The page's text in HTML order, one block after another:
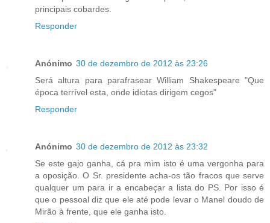
principais cobardes.
Responder
Anónimo 30 de dezembro de 2012 às 23:26
Será altura para parafrasear William Shakespeare "Que
época terrível esta, onde idiotas dirigem cegos"
Responder
Anónimo 30 de dezembro de 2012 às 23:32
Se este gajo ganha, cá pra mim isto é uma vergonha para
a oposição. O Sr. presidente acha-os tão fracos que serve
qualquer um para ir a encabeçar a lista do PS. Por isso é
que o pessoal diz que ele até pode levar o Manel doudo de
Mirão à frente, que ele ganha isto.